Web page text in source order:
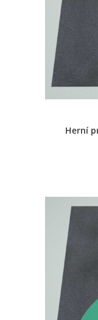
Herní